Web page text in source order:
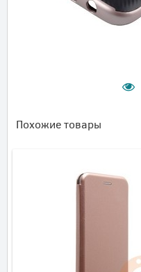
Похожие товары